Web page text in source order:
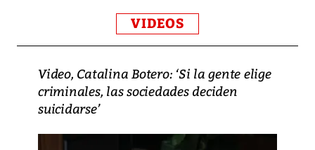
VIDEOS
Video, Catalina Botero: ‘Si la gente elige
criminales, las sociedades deciden
suicidarse’